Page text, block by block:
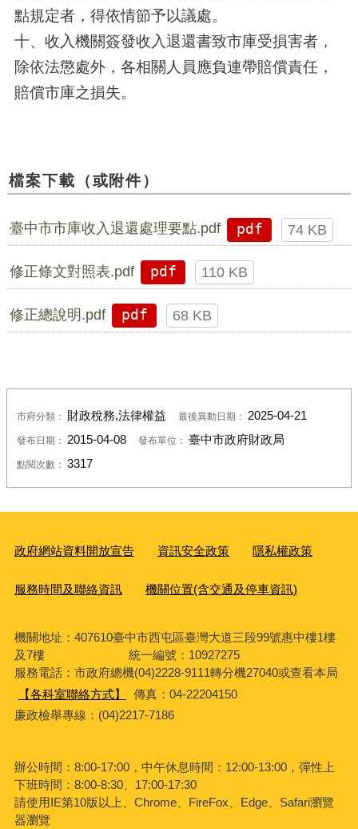
點規定者，得依情節予以議處。
十、收入機關簽發收入退還書致市庫受損害者，
除依法懲處外，各相關人員應負連帶賠償責任，
賠償市庫之損失。
檔案下載（或附件）
臺中市市庫收入退還處理要點.pdf pdf 74 KB
修正條文對照表.pdf pdf 110 KB
修正總說明.pdf pdf 68 KB
市府分類： 財政稅務,法律權益 最後異動日期： 2025-04-21
發布日期： 2015-04-08 發布單位： 臺中市政府財政局
點閱次數： 3317
政府網站資料開放宣告 資訊安全政策 隱私權政策
服務時間及聯絡資訊 機關位置(含交通及停車資訊)
機關地址：407610臺中市西屯區臺灣大道三段99號惠中樓1樓
及7樓 統一編號：10927275
服務電話：市政府總機(04)2228-9111轉分機27040或查看本局
【各科室聯絡方式】
傳真：04-22204150
廉政檢舉專線：(04)2217-7186
辦公時間：8:00-17:00，中午休息時間：12:00-13:00，彈性上
下班時間：8:00-8:30、17:00-17:30
請使用IE第10版以上、Chrome、FireFox、Edge、Safari瀏覽
器瀏覽